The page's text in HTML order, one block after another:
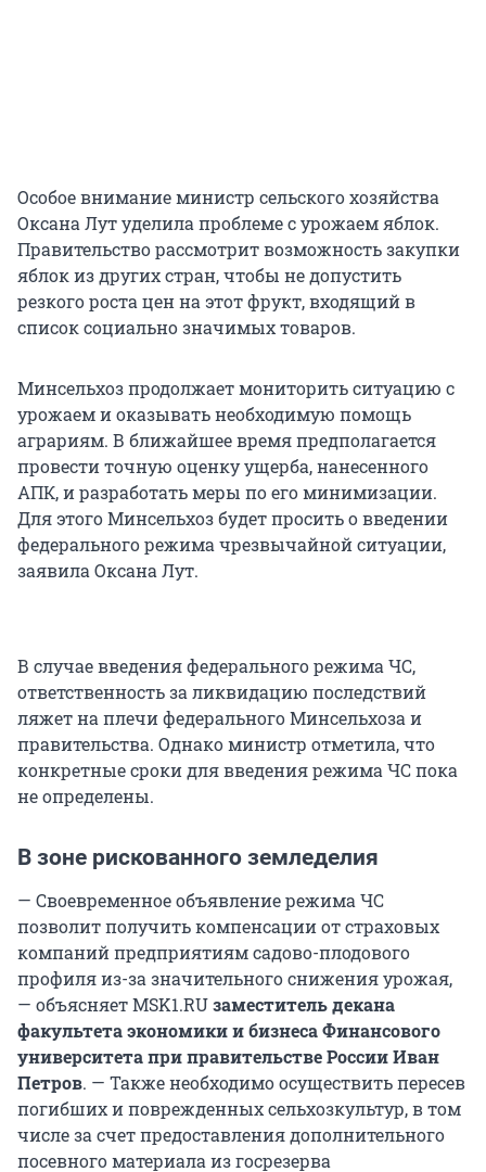
Особое внимание министр сельского хозяйства
Оксана Лут уделила проблеме с урожаем яблок.
Правительство рассмотрит возможность закупки
яблок из других стран, чтобы не допустить
резкого роста цен на этот фрукт, входящий в
список социально значимых товаров.
Минсельхоз продолжает мониторить ситуацию с
урожаем и оказывать необходимую помощь
аграриям. В ближайшее время предполагается
провести точную оценку ущерба, нанесенного
АПК, и разработать меры по его минимизации.
Для этого Минсельхоз будет просить о введении
федерального режима чрезвычайной ситуации,
заявила Оксана Лут.
В случае введения федерального режима ЧС,
ответственность за ликвидацию последствий
ляжет на плечи федерального Минсельхоза и
правительства. Однако министр отметила, что
конкретные сроки для введения режима ЧС пока
не определены.
В зоне рискованного земледелия
— Своевременное объявление режима ЧС
позволит получить компенсации от страховых
компаний предприятиям садово-плодового
профиля из-за значительного снижения урожая,
— объясняет MSK1.RUзаместитель декана
факультета экономики и бизнеса Финансового
университета при правительстве России Иван
Петров. — Также необходимо осуществить пересев
погибших и поврежденных сельхозкультур, в том
числе за счет предоставления дополнительного
посевного материала из госрезерва